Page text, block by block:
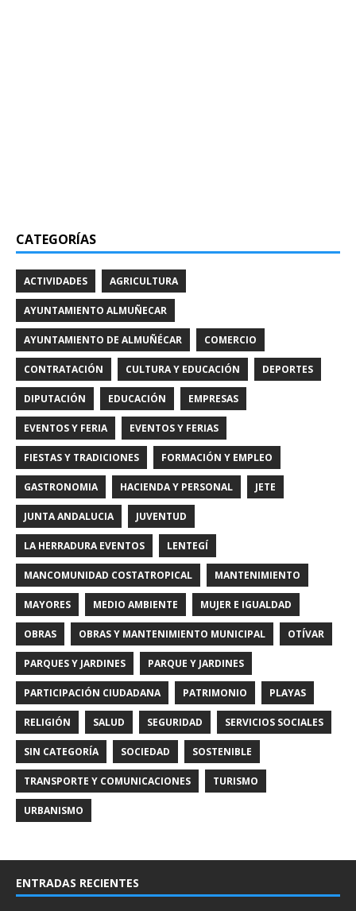
CATEGORÍAS
ACTIVIDADES AGRICULTURA
AYUNTAMIENTO ALMUÑECAR
AYUNTAMIENTO DE ALMUÑÉCAR COMERCIO
CONTRATACIÓN CULTURA Y EDUCACIÓN DEPORTES
DIPUTACIÓN EDUCACIÓN EMPRESAS
EVENTOS Y FERIA EVENTOS Y FERIAS
FIESTAS Y TRADICIONES FORMACIÓN Y EMPLEO
GASTRONOMIA HACIENDA Y PERSONAL JETE
JUNTA ANDALUCIA JUVENTUD
LA HERRADURA EVENTOS LENTEGÍ
MANCOMUNIDAD COSTATROPICAL MANTENIMIENTO
MAYORES MEDIO AMBIENTE MUJER E IGUALDAD
OBRAS OBRAS Y MANTENIMIENTO MUNICIPAL OTÍVAR
PARQUES Y JARDINES PARQUE Y JARDINES
PARTICIPACIÓN CIUDADANA PATRIMONIO PLAYAS
RELIGIÓN SALUD SEGURIDAD SERVICIOS SOCIALES
SIN CATEGORÍA SOCIEDAD SOSTENIBLE
TRANSPORTE Y COMUNICACIONES TURISMO
URBANISMO
ENTRADAS RECIENTES